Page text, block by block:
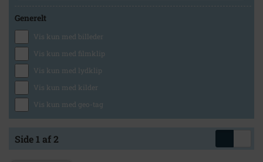
Generelt
Vis kun med billeder
Vis kun med filmklip
Vis kun med lydklip
Vis kun med kilder
Vis kun med geo-tag
Side 1 af 2